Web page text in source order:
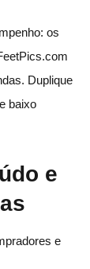
os
Duplique
baixo
e
e